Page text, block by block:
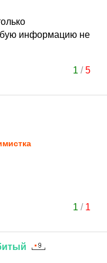
информацию не
1 /5
1 / 1